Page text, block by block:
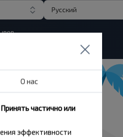
Русский
О нас
частично или
эффективности